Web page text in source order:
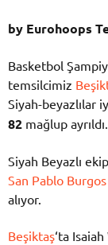
by Eurohoops
Basketbol
temsilcimiz
Siyah-beyazlılar
82 mağlup ayrıldı.
Siyah Beyazlı
San Pablo Burgos
alıyor.
Beşiktaş‘ta